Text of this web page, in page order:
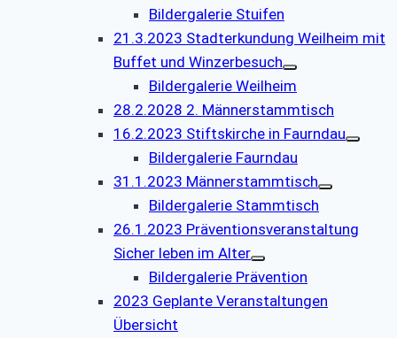
Bildergalerie Stuifen
21.3.2023 Stadterkundung Weilheim mit
Buffet und Winzerbesuch
Bildergalerie Weilheim
28.2.2028 2. Männerstammtisch
16.2.2023 Stiftskirche in Faurndau
Bildergalerie Faurndau
31.1.2023 Männerstammtisch
Bildergalerie Stammtisch
26.1.2023 Präventionsveranstaltung
Sicher leben im Alter
Bildergalerie Prävention
2023 Geplante Veranstaltungen
Übersicht